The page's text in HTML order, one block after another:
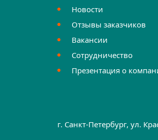
Новости
Отзывы заказчиков
Вакансии
Сотрудничество
Презентация о
г. Санкт-Петербург, ул.